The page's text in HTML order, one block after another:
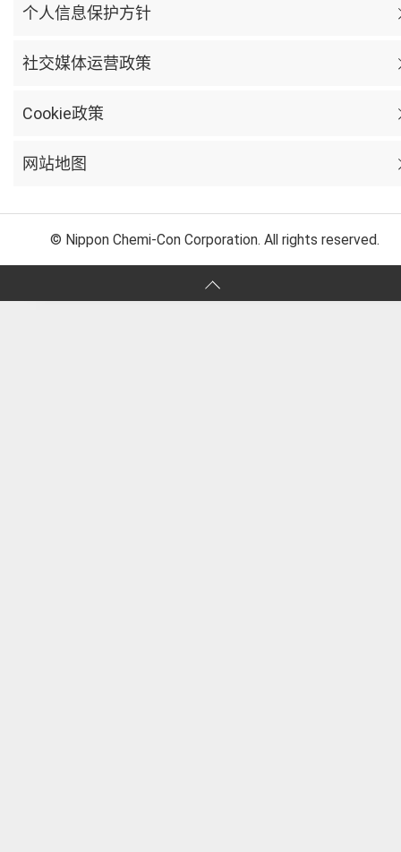
个人信息保护方针
社交媒体运营政策
Cookie政策
网站地图
© Nippon Chemi-Con Corporation. All rights reserved.